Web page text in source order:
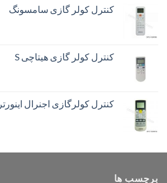
کنترل کولر گازی سامسونگ
کنترل کولر گازی هیتاچی S
کنترل کولرگازی اجنرال اینورتر
برچسب ها